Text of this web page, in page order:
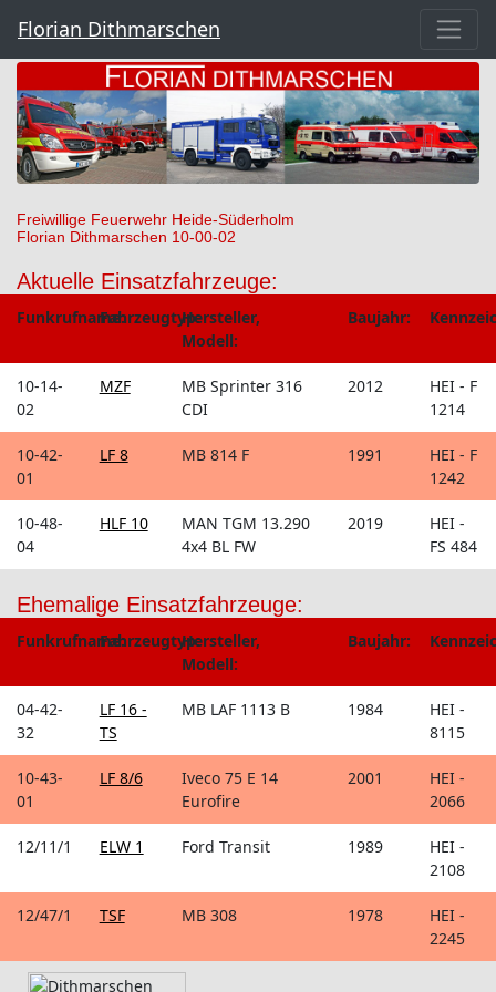
Florian Dithmarschen
Freiwillige Feuerwehr Heide-Süderholm
Florian Dithmarschen 10-00-02
Aktuelle Einsatzfahrzeuge:
Funkrufname:Fahrzeugtyp:Hersteller,
Modell:
Baujahr:
10-14-
02
MZF
MB Sprinter 316
CDI
2012
HEI - F
1214
10-42-
01
LF 8 MB 814 F 1991
HEI - F
1242
10-48-
04
HLF 10
MAN TGM 13.290
4x4 BL FW
2019
HEI -
FS 484
Ehemalige Einsatzfahrzeuge:
Funkrufname:Fahrzeugtyp:Hersteller,
Modell:
Baujahr:
04-42-
32
LF 16 -
TS
MB LAF 1113 B 1984
HEI -
8115
10-43-
01
LF 8/6
Iveco 75 E 14
Eurofire
2001
HEI -
2066
12/11/1 ELW 1 Ford Transit 1989
HEI -
2108
12/47/1 TSF MB 308 1978
HEI -
2245